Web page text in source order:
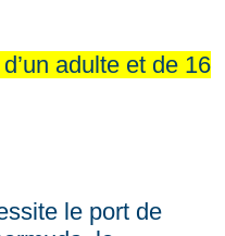
adulte et de 16
le port de